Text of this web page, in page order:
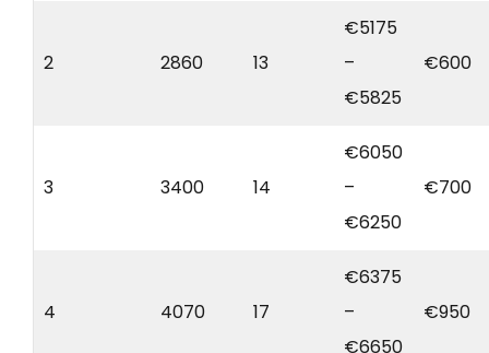
2 2860 13
€5175
–
€5825
€600
3 3400 14
€6050
–
€6250
€700
4 4070 17
€6375
–
€6650
€950